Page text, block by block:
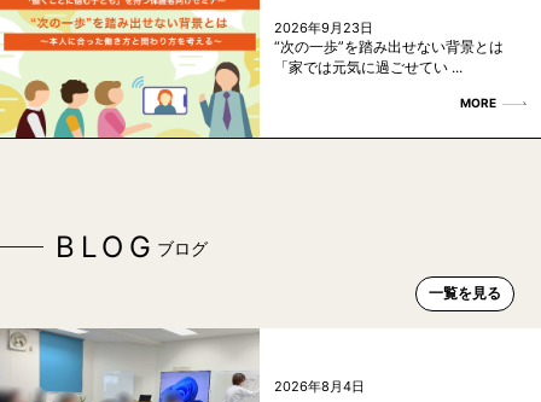
2026年9月23日
“次の一歩”を踏み出せない背景とは
「家では元気に過ごせてい ...
MORE
BLOG ブログ
一覧を見る
2026年8月4日